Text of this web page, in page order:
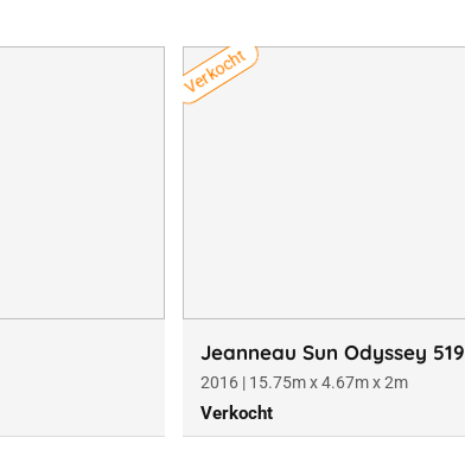
Verkocht
Jeanneau Sun Odyssey 519
2016 | 15.75m x 4.67m x 2m
Verkocht